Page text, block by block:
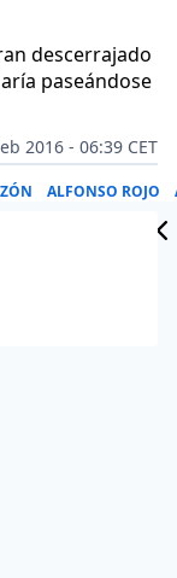
descerrajado
paseándose
2016 - 06:39 CET
ALFONSO ROJO